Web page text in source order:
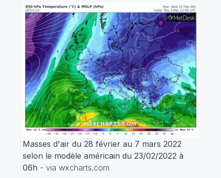
Masses d'air du 28 février au 7 mars 2022
selon le modèle américain du 23/02/2022 à
06h - via wxcharts.com